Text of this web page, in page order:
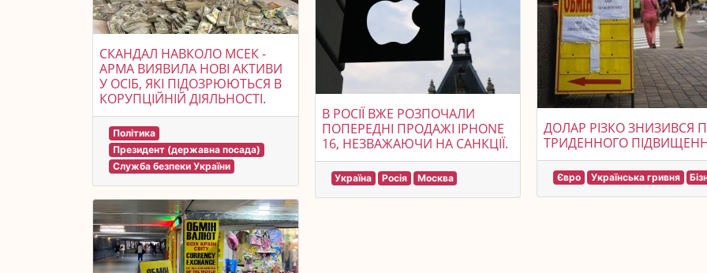
СКАНДАЛ НАВКОЛО МСЕК -
АРМА ВИЯВИЛА НОВІ АКТИВИ
У ОСІБ, ЯКІ ПІДОЗРЮЮТЬСЯ В
КОРУПЦІЙНІЙ ДІЯЛЬНОСТІ.
Політика
Президент (державна посада)
Служба безпеки України
В РОСІЇ ВЖЕ РОЗПОЧАЛИ
ПОПЕРЕДНІ ПРОДАЖІ IPHONE
16, НЕЗВАЖАЮЧИ НА САНКЦІЇ.
Україна Росія Москва
ДОЛАР РІЗКО ЗНИЗИВСЯ
ТРИДЕННОГО
Євро Українська гривня